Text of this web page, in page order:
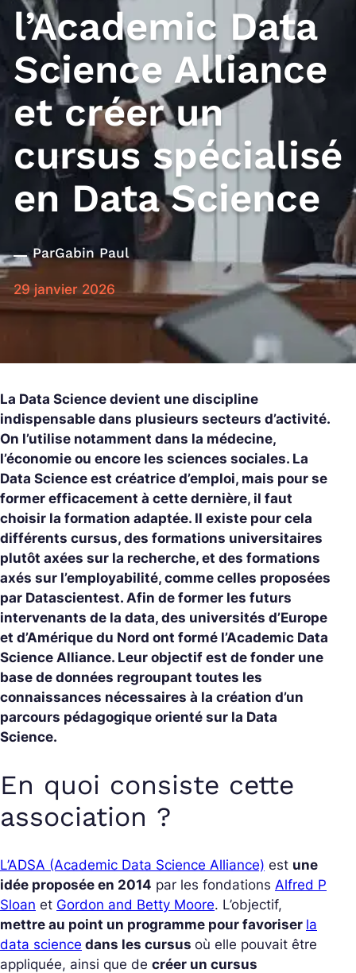
l’Academic Data
Science Alliance
et créer un
cursus spécialisé
en Data Science
ParGabin Paul
29 janvier 2026
La Data Science devient une discipline
indispensable dans plusieurs secteurs d’activité.
On l’utilise notamment dans la médecine,
l’économie ou encore les sciences sociales. La
Data Science est créatrice d’emploi, mais pour se
former efficacement à cette dernière, il faut
choisir la formation adaptée. Il existe pour cela
différents cursus, des formations universitaires
plutôt axées sur la recherche, et des formations
axés sur l’employabilité, comme celles proposées
par Datascientest. Afin de former les futurs
intervenants de la data, des universités d’Europe
et d’Amérique du Nord ont formé l’Academic Data
Science Alliance. Leur objectif est de fonder une
base de données regroupant toutes les
connaissances nécessaires à la création d’un
parcours pédagogique orienté sur la Data
Science.
En quoi consiste cette
association ?
L’ADSA (Academic Data Science Alliance) est une
idée proposée en 2014 par les fondations Alfred P
Sloan et Gordon and Betty Moore. L’objectif,
mettre au point un programme pour favoriser la
data science dans les cursus où elle pouvait être
appliquée, ainsi que de créer un cursus